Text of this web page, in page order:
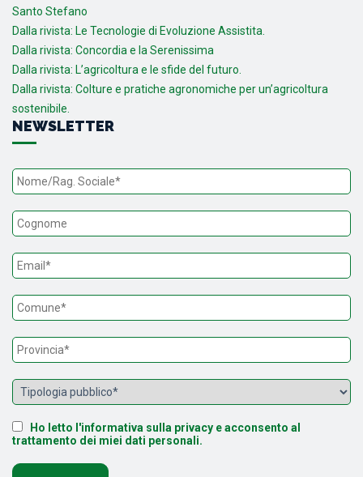
Santo Stefano
Dalla rivista: Le Tecnologie di Evoluzione Assistita.
Dalla rivista: Concordia e la Serenissima
Dalla rivista: L’agricoltura e le sfide del futuro.
Dalla rivista: Colture e pratiche agronomiche per un’agricoltura
sostenibile.
NEWSLETTER
Ho letto l'informativa sulla privacy e acconsento al
trattamento dei miei dati personali.